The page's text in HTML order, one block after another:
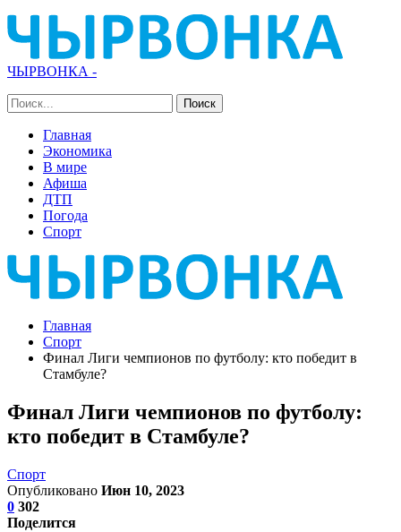
ЧЫРВОНКА -
Главная
Экономика
В мире
Афиша
ДТП
Погода
Спорт
Главная
Спорт
Финал Лиги чемпионов по футболу: кто победит в
Стамбуле?
Финал Лиги чемпионов по футболу:
кто победит в Стамбуле?
Спорт
Опубликовано Июн 10, 2023
0 302
Поделится